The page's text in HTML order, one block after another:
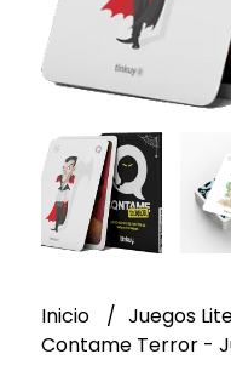
Inicio
Juegos
Contame Terror -